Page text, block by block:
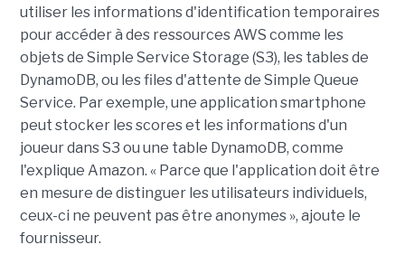
utiliser les informations d'identification temporaires
pour accéder à des ressources AWS comme les
objets de Simple Service Storage (S3), les tables de
DynamoDB, ou les files d'attente de Simple Queue
Service. Par exemple, une application smartphone
peut stocker les scores et les informations d'un
joueur dans S3 ou une table DynamoDB, comme
l'explique Amazon. « Parce que l'application doit être
en mesure de distinguer les utilisateurs individuels,
ceux-ci ne peuvent pas être anonymes », ajoute le
fournisseur.